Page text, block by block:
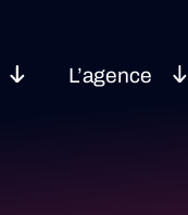
L’agence